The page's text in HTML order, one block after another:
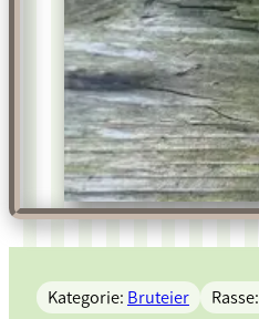
Kategorie: Bruteier Rasse: